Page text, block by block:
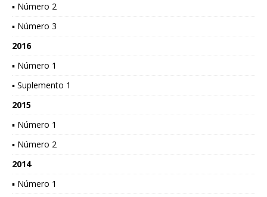
▪ Número 2
▪ Número 3
2016
▪ Número 1
▪ Suplemento 1
2015
▪ Número 1
▪ Número 2
2014
▪ Número 1